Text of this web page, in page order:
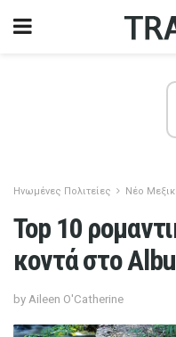
Ηνωμένες Πολιτείες Νέο
Top 10
κοντά στο
by Aileen O'Catherine